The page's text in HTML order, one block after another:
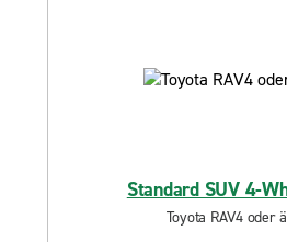
Standard SUV 4-
Toyota RAV4 oder